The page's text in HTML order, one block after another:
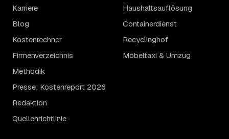
Karriere
Blog
Kostenrechner
Firmenverzeichnis
Methodik
Presse: Kostenreport 2026
Redaktion
Quellenrichtlinie
Haushaltsauflösung
Containerdienst
Recyclinghof
Möbeltaxi & Umzug